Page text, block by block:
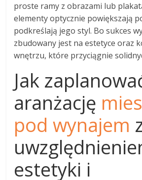
proste ramy z obrazami lub
elementy optycznie powiększają
podkreślają jego styl. Bo sukces
zbudowany jest na estetyce oraz
wnętrzu, które przyciągnie
Jak
aranżację
pod wynajem
estetyki i